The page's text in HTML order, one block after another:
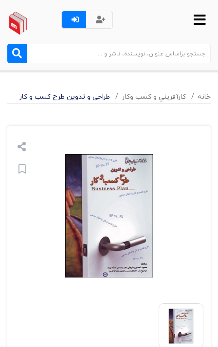
خانه کارآفريني و کسب وکار طراحی و تدوین طرح کسب و کار